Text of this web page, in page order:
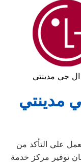
ال جي مدينتي
مدينتي
علي التأكد من
توفير مركز خدمة